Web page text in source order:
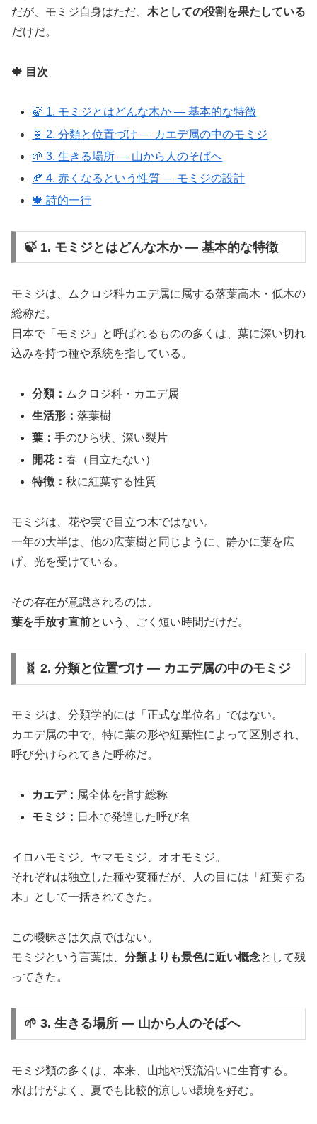
だが、モミジ自身はただ、 木としての役割を果たしている
だけだ。
🍁 目次
🍃 1. モミジとはどんな木か ― 基本的な特徴
🧬 2. 分類と位置づけ ― カエデ属の中のモミジ
🌱 3. 生きる場所 ― 山から人のそばへ
🍂 4. 赤くなるという性質 ― モミジの設計
🍁 詩的一行
🍃 1. モミジとはどんな木か ― 基本的な特徴
モミジは、ムクロジ科カエデ属に属する落葉高木・低木の
総称だ。
日本で「モミジ」と呼ばれるものの多くは、葉に深い切れ
込みを持つ種や系統を指している。
分類： ムクロジ科・カエデ属
生活形：落葉樹
葉：手のひら状、深い裂片
開花：春（目立たない）
特徴：秋に紅葉する性質
モミジは、花や実で目立つ木ではない。
一年の大半は、他の広葉樹と同じように、静かに葉を広
げ、光を受けている。
その存在が意識されるのは、
葉を手放す直前という、ごく短い時間だけだ。
🧬 2. 分類と位置づけ ― カエデ属の中のモミジ
モミジは、分類学的には「正式な単位名」ではない。
カエデ属の中で、特に葉の形や紅葉性によって区別され、
呼び分けられてきた呼称だ。
カエデ： 属全体を指す総称
モミジ： 日本で発達した呼び名
イロハモミジ、ヤマモミジ、オオモミジ。
それぞれは独立した種や変種だが、人の目には「紅葉する
木」として一括されてきた。
この曖昧さは欠点ではない。
モミジという言葉は、 分類よりも景色に近い概念として残
ってきた。
🌱 3. 生きる場所 ― 山から人のそばへ
モミジ類の多くは、本来、山地や渓流沿いに生育する。
水はけがよく、夏でも比較的涼しい環境を好む。